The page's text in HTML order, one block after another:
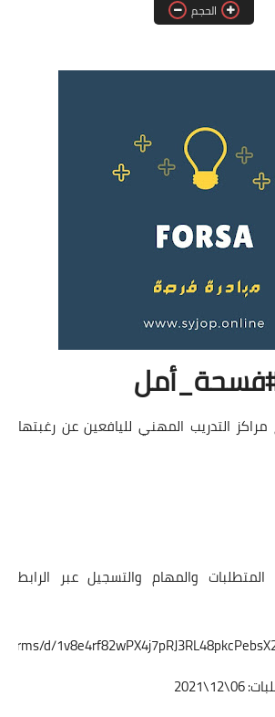
فرص عمل في العراق
دورات تدريبية
الحجم
التدريب المهني لليافعين عن رغبتها
والمهام والتسجيل عبر الرابط
d/